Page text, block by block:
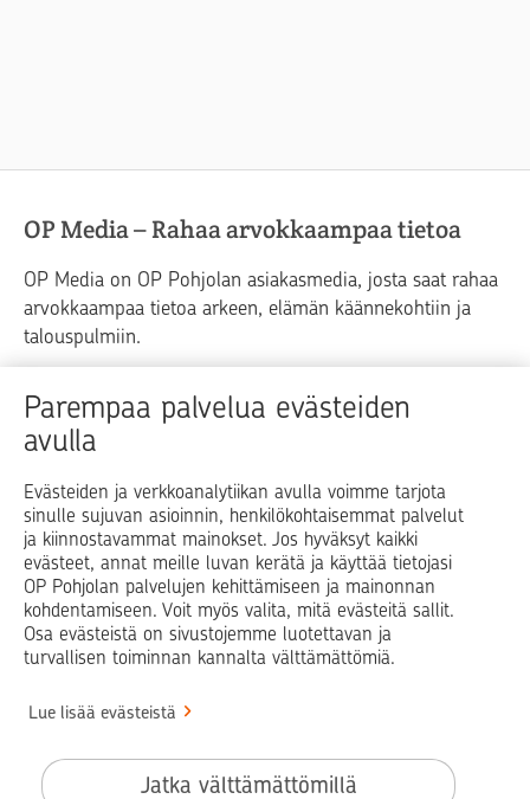
Parempaa palvelua evästeiden
avulla
Evästeiden ja verkkoanalytiikan avulla voimme tarjota
sinulle sujuvan asioinnin, henkilökohtaisemmat palvelut
ja kiinnostavammat mainokset. Jos hyväksyt kaikki
evästeet, annat meille luvan kerätä ja käyttää tietojasi
OP Pohjolan palvelujen kehittämiseen ja mainonnan
kohdentamiseen. Voit myös valita, mitä evästeitä sallit.
Osa evästeistä on sivustojemme luotettavan ja
turvallisen toiminnan kannalta välttämättömiä.
Lue lisää evästeistä
Jatka välttämättömillä
OP Media – Rahaa arvokkaampaa tietoa
OP Media on OP Pohjolan asiakasmedia, josta saat rahaa
arvokkaampaa tietoa arkeen, elämän käännekohtiin ja
talouspulmiin.
Raha Elämä
Yrityselämä
Blogit ja puheenvuorot
Op.fi OP Koti Pohjola Vahinkoapu
Facebook
X LinkedInInstagram
Käyttöehdot